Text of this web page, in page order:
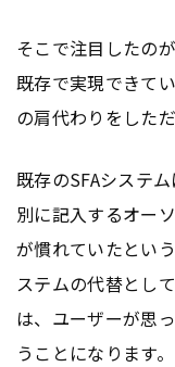
そこで注目したの
既存で実現できて
の肩代わりをした
既存のSFAシステ
別に記入するオー
が慣れていたとい
ステムの代替とし
は、ユーザーが思
うことになります。